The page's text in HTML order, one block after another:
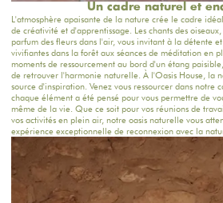
Un cadre naturel et
L'atmosphère apaisante de la nature crée le cadre
de créativité et d'apprentissage. Les chants des
parfum des fleurs dans l'air, vous invitant à la détente
vivifiantes dans la forêt aux séances de méditation en
moments de ressourcement au bord d'un étang
de retrouver l'harmonie naturelle. À l'Oasis House, la
source d'inspiration. Venez vous ressourcer dans notre
chaque élément a été pensé pour vous permettre de
même de la vie. Que ce soit pour vos réunions de
vos activités en plein air, notre oasis naturelle vous
expérience exceptionnelle de reconnexion avec la